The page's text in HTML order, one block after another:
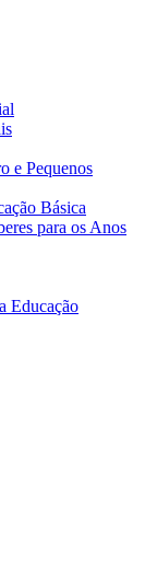
e Pequenos
Básica
para os Anos
Educação